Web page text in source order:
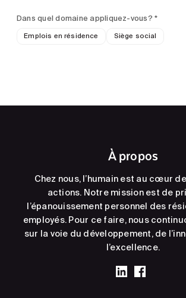
Dans quel domaine appliquez-vous? *
Emplois en résidence Siège social
À propos
Chez nous, l’humain est au cœur
actions. Notre mission est de
l’épanouissement personnel des
employés. Pour ce faire, nous
sur la voie du développement, de
l’excellence.